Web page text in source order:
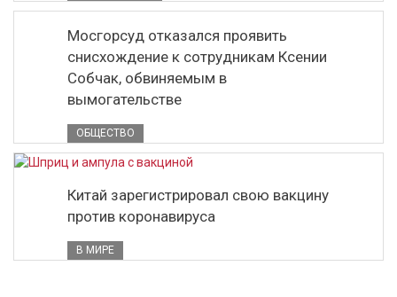
Мосгорсуд отказался проявить
снисхождение к сотрудникам Ксении
Собчак, обвиняемым в
вымогательстве
ОБЩЕСТВО
Китай зарегистрировал свою вакцину
против коронавируса
В МИРЕ